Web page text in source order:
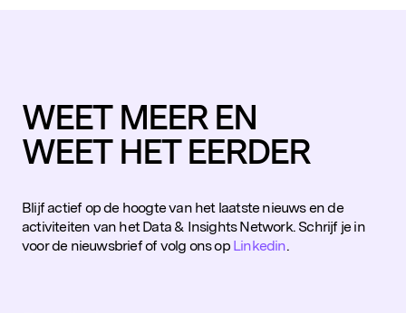
WEET MEER EN
WEET HET EERDER
Blijf actief op de hoogte van het laatste nieuws en de
activiteiten van het Data & Insights Network. Schrijf je in
voor de nieuwsbrief of volg ons op Linkedin.